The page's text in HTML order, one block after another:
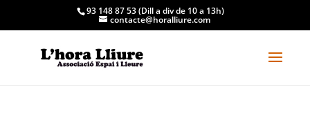
93 148 87 53 (Dill a div de 10 a 13h)
contacte@horalliure.com